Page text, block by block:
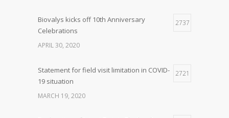
Biovalys kicks off 10th Anniversary
Celebrations
2737
APRIL 30, 2020
Statement for field visit limitation in COVID-
19 situation
2721
MARCH 19, 2020